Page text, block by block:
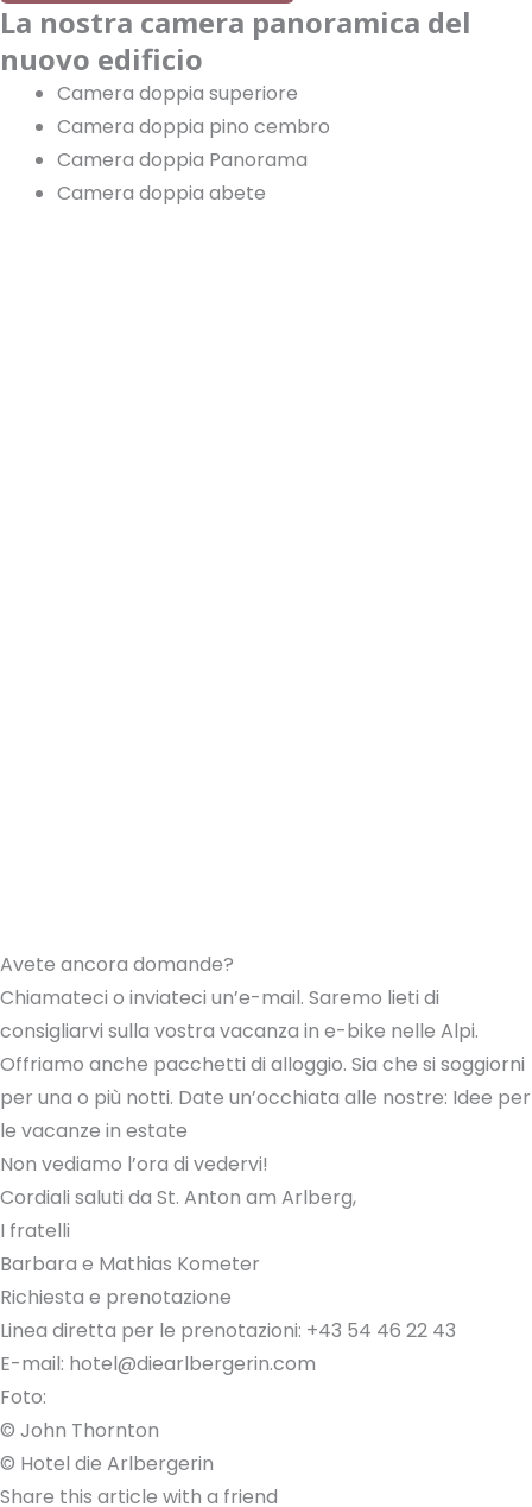
La nostra camera panoramica del
nuovo edificio
Camera doppia superiore
Camera doppia pino cembro
Camera doppia Panorama
Camera doppia abete
Avete ancora domande?
Chiamateci o inviateci un’e-mail. Saremo lieti di
consigliarvi sulla vostra vacanza in e-bike nelle Alpi.
Offriamo anche pacchetti di alloggio. Sia che si soggiorni
per una o più notti. Date un’occhiata alle nostre: Idee per
le vacanze in estate
Non vediamo l’ora di vedervi!
Cordiali saluti da St. Anton am Arlberg,
I fratelli
Barbara e Mathias Kometer
Richiesta e prenotazione
Linea diretta per le prenotazioni: +43 54 46 22 43
E-mail: hotel@diearlbergerin.com
Foto:
© John Thornton
© Hotel die Arlbergerin
Share this article with a friend